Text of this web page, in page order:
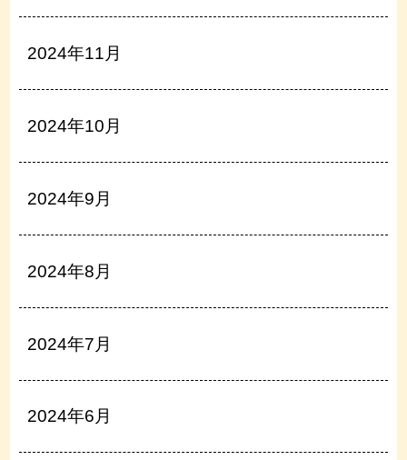
2024年11月
2024年10月
2024年9月
2024年8月
2024年7月
2024年6月